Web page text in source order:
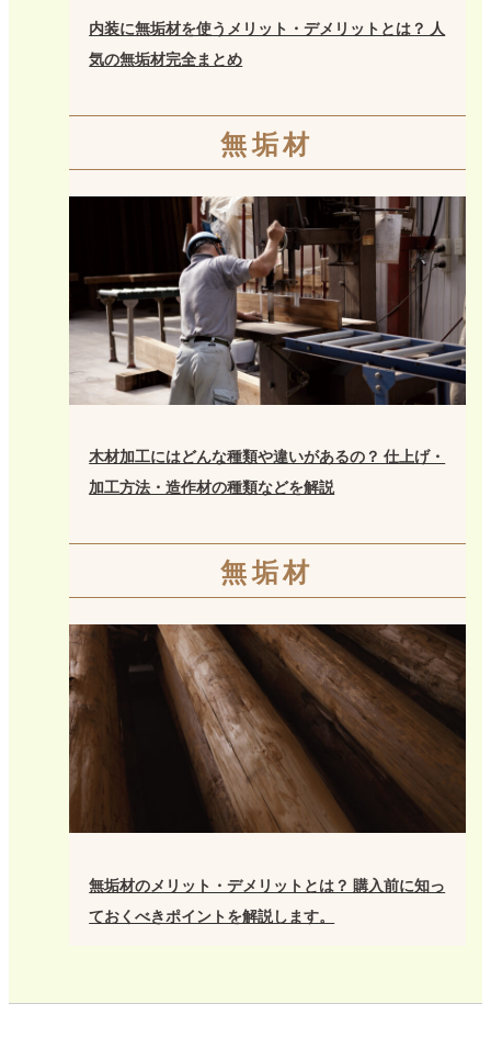
内装に無垢材を使うメリット・デメリットとは？ 人
気の無垢材完全まとめ
無垢材
木材加工にはどんな種類や違いがあるの？ 仕上げ・
加工方法・造作材の種類などを解説
無垢材
無垢材のメリット・デメリットとは？ 購入前に知っ
ておくべきポイントを解説します。